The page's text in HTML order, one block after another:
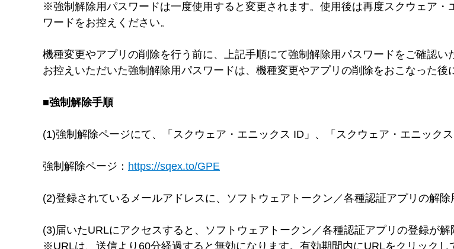
※強制解除用パスワードは一度使用すると変更されます。使用後は再度スクウェア
ワードをお控えください。
機種変更やアプリの削除を行う前に、上記手順にて強制解除用パスワードをご確認い
お控えいただいた強制解除用パスワードは、機種変更やアプリの削除をおこなった
■強制解除手順
(1)強制解除ページにて、「スクウェア・エニックス ID」、「スクウェア・エニック
強制解除ページ： https://sqex.to/GPE
(2)登録されているメールアドレスに、ソフトウェアトークン／各種認証アプリの解除
(3)届いたURLにアクセスすると、ソフトウェアトークン／各種認証アプリの登録が解
※URLは、送信より60分経過すると無効になります。有効期間内にURLをクリックし